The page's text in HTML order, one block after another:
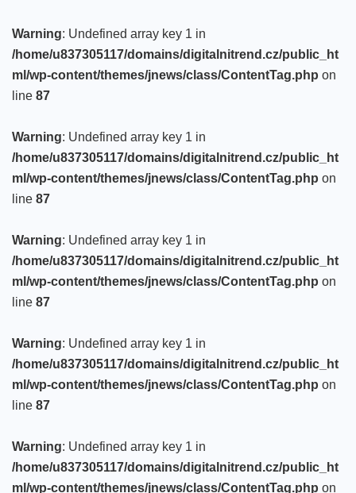
Warning: Undefined array key 1 in
/home/u837305117/domains/digitalnitrend.cz/public_ht
ml/wp-content/themes/jnews/class/ContentTag.php on
line 87
Warning: Undefined array key 1 in
/home/u837305117/domains/digitalnitrend.cz/public_ht
ml/wp-content/themes/jnews/class/ContentTag.php on
line 87
Warning: Undefined array key 1 in
/home/u837305117/domains/digitalnitrend.cz/public_ht
ml/wp-content/themes/jnews/class/ContentTag.php on
line 87
Warning: Undefined array key 1 in
/home/u837305117/domains/digitalnitrend.cz/public_ht
ml/wp-content/themes/jnews/class/ContentTag.php on
line 87
Warning: Undefined array key 1 in
/home/u837305117/domains/digitalnitrend.cz/public_ht
ml/wp-content/themes/jnews/class/ContentTag.php on